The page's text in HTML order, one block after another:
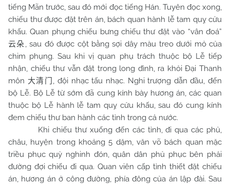
tiếng Mãn trước, sau đó mới đọc tiếng Hán. Tuyên đọc xong,
chiếu thư được đặt trên án, bách quan hành lễ tam quỵ cửu
khấu. Quan phụng chiếu bưng chiếu thư đặt vào “vân đoá”
云朵 , sau đó được cột bằng sợi dây màu treo dưới mỏ của
chim phụng. Sau khi vị quan phụ trách thuộc bộ Lễ tiếp
nhận, chiếu thư vẫn đặt trong long đình, ra khỏi Đại Thanh
môn 大清门 , đội nhạc tấu nhạc. Nghi trượng dẫn đầu, đến
bộ Lễ. Bộ Lễ từ sớm đã cung kính bày hương án, các quan
thuộc bộ Lễ hành lễ tam quỵ cửu khấu, sau đó cung kính
đem chiếu thư ban hành các tỉnh trong cả nước.
Khi chiếu thư xuống đến các tỉnh, đi qua các phủ,
châu, huyện trong khoảng 5 dặm, văn võ bách quan mặc
triều phục quỳ nghinh đón, quân dân phủ phục bên phải
đường đợi chiếu đi qua. Quan viên cấp tỉnh thiết đặt chiếu
án, hương án ở công đường, phía đông của án lập đài. Sau